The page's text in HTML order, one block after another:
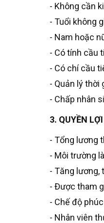
- Không cần
- Tuổi không
- Nam hoặc
- Có tính cầu
- Có chí cầu
- Quản lý thời
- Chấp nhân
3. QUYỀN LỢI
- Tổng lương
- Môi trường
- Tăng lương,
- Được tham
- Chế độ
- Nhân viên